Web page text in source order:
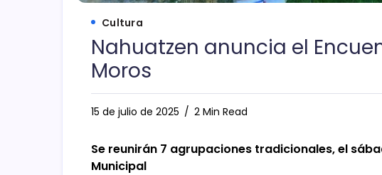
Cultura
Nahuatzen anuncia el
Moros
15 de julio de 2025 2 Min Read
Se reunirán 7 agrupaciones tradicionales, el
Municipal